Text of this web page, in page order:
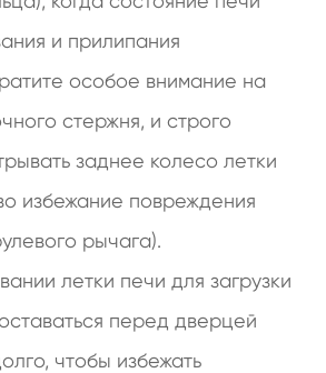
и прилипания
особое внимание на
стержня, и строго
заднее колесо летки
избежание повреждения
рычага).
летки печи для загрузки
перед дверцей
чтобы избежать